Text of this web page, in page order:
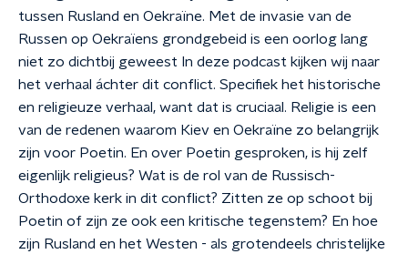
tussen Rusland en Oekraïne. Met de invasie van de
Russen op Oekraïens grondgebeid is een oorlog lang
niet zo dichtbij geweest In deze podcast kijken wij naar
het verhaal áchter dit conflict. Specifiek het historische
en religieuze verhaal, want dat is cruciaal. Religie is een
van de redenen waarom Kiev en Oekraïne zo belangrijk
zijn voor Poetin. En over Poetin gesproken, is hij zelf
eigenlijk religieus? Wat is de rol van de Russisch-
Orthodoxe kerk in dit conflict? Zitten ze op schoot bij
Poetin of zijn ze ook een kritische tegenstem? En hoe
zijn Rusland en het Westen - als grotendeels christelijke